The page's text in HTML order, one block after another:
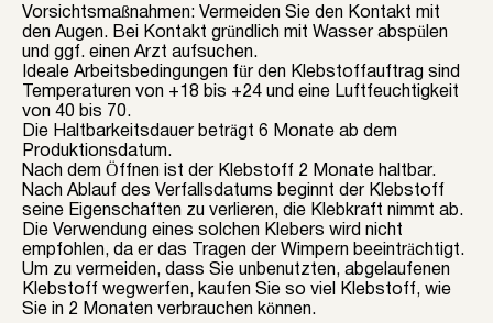
Vorsichtsmaßnahmen: Vermeiden Sie den Kontakt mit
den Augen. Bei Kontakt gründlich mit Wasser abspülen
und ggf. einen Arzt aufsuchen.
Ideale Arbeitsbedingungen für den Klebstoffauftrag sind
Temperaturen von +18 bis +24 und eine Luftfeuchtigkeit
von 40 bis 70.
Die Haltbarkeitsdauer beträgt 6 Monate ab dem
Produktionsdatum.
Nach dem Öffnen ist der Klebstoff 2 Monate haltbar.
Nach Ablauf des Verfallsdatums beginnt der Klebstoff
seine Eigenschaften zu verlieren, die Klebkraft nimmt ab.
Die Verwendung eines solchen Klebers wird nicht
empfohlen, da er das Tragen der Wimpern beeinträchtigt.
Um zu vermeiden, dass Sie unbenutzten, abgelaufenen
Klebstoff wegwerfen, kaufen Sie so viel Klebstoff, wie
Sie in 2 Monaten verbrauchen können.